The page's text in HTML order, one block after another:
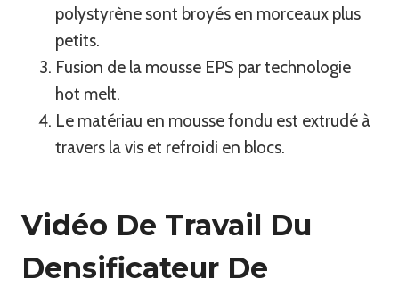
polystyrène sont broyés en morceaux plus
petits.
Fusion de la mousse EPS par technologie
hot melt.
Le matériau en mousse fondu est extrudé à
travers la vis et refroidi en blocs.
Vidéo De Travail Du
Densificateur De